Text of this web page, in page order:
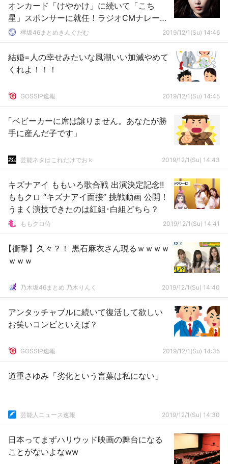
オンカード「けやかけ」に続いて「こち
星」スポンサーに就任！ラジオCMナレーシ
ョンは渡邉理佐・森田ひかる・尾関梨香が
欅坂46まとめきんぐだむ 2019/12/1(Su) 14:46
結婚=人の幸せみたいな風潮いい加減やめて
くれよ！！！
GOSSIP速報 2019/12/1(Su) 14:45
「ベビーカーに席は譲りません。あなたが勝
手に産んだ子です」
芸能ネタはこれだけでおｋ 2019/12/1(Su) 14:43
キズナアイ ももいろ歌合戦 出演決定記念!!
ももクロ “キズナアイ面接” 挑戦動画 公開！
うまく演技できたのは紅組･白組どちら？
ももクロ侍 2019/12/1(Su) 14:41
【衝撃】久々？！ 黒石麻衣さん現るｗｗｗｗ
ｗｗｗ
乃木坂46まとめ 乃木りんく 2019/12/1(Su) 14:40
アンタッチャブルに続いて復活して欲しい
お笑いコンビといえば？
GOSSIP速報 2019/12/1(Su) 14:35
道重さゆみ「劣化という言葉は私にない」
芸能人ニュース速報 2019/12/1(Su) 14:30
日本ってまずハリウッド映画の舞台になる
ことがないよなww